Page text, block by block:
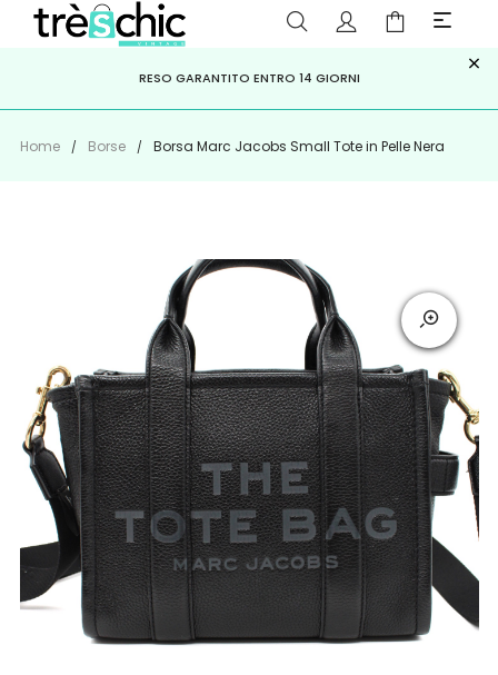
PAGA A RATE CONKLARNA,HEYLIGHT, APPAGO
ISCRIVITI ALLA NEWSLETTER PER NON PERDERE SCONTI E
OFFERTE IMPERDIBILI!
RESO GARANTITO ENTRO 14 GIORNI ×
Home Borse Borsa Marc Jacobs Small Tote in Pelle Nera